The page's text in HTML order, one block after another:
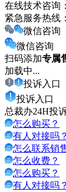
在线技术咨询：
紧急服务热线：
微信咨询
微信咨询
扫码添加专属
加载中...
投诉入口
投诉入口
总裁办24H投诉
怎么购买？
有人对接吗？
怎么联系销
怎么收费？
怎么购买？
有人对接吗？